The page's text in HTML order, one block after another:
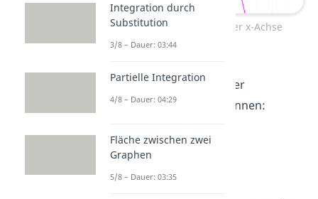
Normalparabel ist an der x-Achse
Das kannst du auch an der
Funktionsgleichung erkennen:
Integration durch
Substitution
3/8 – Dauer: 03:44
Partielle Integration
4/8 – Dauer: 04:29
Fläche zwischen zwei
Graphen
5/8 – Dauer: 03:35